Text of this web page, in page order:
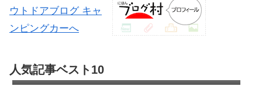
人気記事ベスト10
Partsfan！カムロードもあるよ
キャンピングカーのオールペン全容｜キャブ
コン全塗の費用は?
カムロードのタイヤはこれで決まり！デイブ